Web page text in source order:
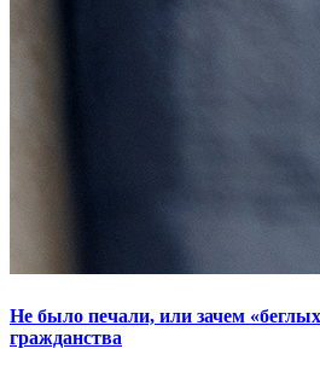
Не было печали, или зачем
гражданства